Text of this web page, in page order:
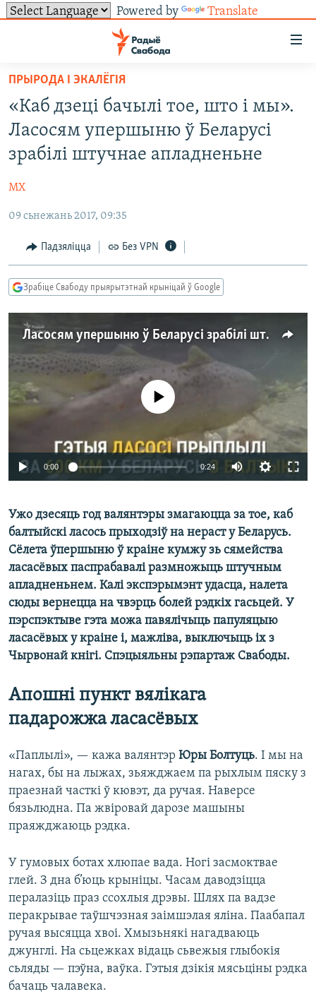
Powered by Translate
ўнівэрсальнага
доступу
Перайсьці
галоўнага
зьместу
Перайсьці
да
навігацыі
Перайсьці
пошуку
НАВІНЫ
ВІДЭА І ФОТА
ЭКАНОМІКА
ВАЙНА
ПАЛІТВЯЗЬНІ
КУЛЬТУРА
ТОЛЬКІ НА СВАБОДЗЕ
ТЭСТЫ
ПАДКАСТЫ
КНІГІ
PREMIUM
МОВА
СУВЯЗЬ
ПАДКАСТЫ
FACEBOOK
ПРЫРОДА І ЭКАЛЁГІЯ
«Каб дзеці бачылі тое, што і мы».
Ласосям упершыню ў Беларусі
зрабілі штучнае апладненьне
МХ
09 сьнежань 2017, 09:35
Падзяліцца Без VPN
Зрабіце Свабоду прыярытэтнай крыніцай ў Google
Ласосям упершыню ў Беларусі зрабілі штучнае апладненьне
No media source currently available
0:00 0:24
Ужо дзесяць год валянтэры змагаюцца за тое, каб
балтыйскі ласось прыходзіў на нераст у Беларусь.
Сёлета ўпершыню ў краіне кумжу зь сямейства
ласасёвых паспрабавалі размножыць штучным
апладненьнем. Калі экспэрымэнт удасца, налета
сюды вернецца на чвэрць болей рэдкіх гасьцей. У
пэрспэктыве гэта можа павялічыць папуляцыю
ласасёвых у краіне і, мажліва, выключыць іх з
Чырвонай кнігі. Спэцыяльны рэпартаж Свабоды.
Апошні пункт вялікага
падарожжа ласасёвых
«Паплылі», — кажа валянтэр Юры Болтуць. І мы на
нагах, бы на лыжах, зьяжджаем па рыхлым пяску з
праезнай часткі ў кювэт, да ручая. Наверсе
бязьлюдна. Па жвіровай дарозе машыны
праяжджаюць рэдка.
У гумовых ботах хлюпае вада. Ногі засмоктвае
глей. З дна б’юць крыніцы. Часам даводзіцца
пералазіць праз ссохлыя дрэвы. Шлях па вадзе
перакрывае таўшчэзная заімшэлая яліна. Паабапал
ручая высяцца хвоі. Хмызьнякі нагадваюць
джунглі. На сьцежках відаць сьвежыя глыбокія
сьляды — пэўна, ваўка. Гэтыя дзікія мясьціны рэдка
бачаць чалавека.